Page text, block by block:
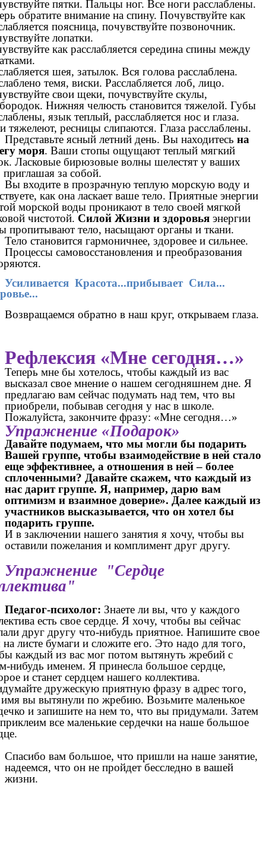
пятки. Пальцы ног. Все ноги расслаблены.
обратите внимание на спину. Почувствуйте как
поясница, почувствуйте позвоночник.
лопатки.
как расслабляется середина спины между
шея, затылок. Вся голова расслаблена.
темя, виски. Расслабляется лоб, лицо.
свои щеки, почувствуйте скулы,
Нижняя челюсть становится тяжелой. Губы
язык теплый, расслабляется нос и глаза.
тяжелеют, ресницы слипаются. Глаза расслаблены.
Представьте ясный летний день. Вы находитесь на
моря. Ваши стопы ощущают теплый мягкий
Ласковые бирюзовые волны шелестят у ваших
приглашая за собой.
Вы входите в прозрачную теплую морскую воду и
как она ласкает ваше тело. Приятные энергии
морской воды проникают в тело своей мягкой
чистотой. Силой Жизни и здоровьяэнергии
пропитывают тело, насыщают органы и ткани.
Тело становится гармоничнее, здоровее и сильнее.
Процессы самовосстановления и преобразования
Усиливается Красота...прибывает Сила...
Возвращаемся обратно в наш круг, открываем глаза.
Рефлексия «Мне сегодня…»
Теперь мне бы хотелось, чтобы каждый из вас
высказал свое мнение о нашем сегодняшнем дне. Я
предлагаю вам сейчас подумать над тем, что вы
приобрели, побывав сегодня у нас в школе.
Пожалуйста, закончите фразу: «Мне сегодня…»
Упражнение «Подарок»
Давайте подумаем, что мы могли бы подарить
Вашей группе, чтобы взаимодействие в ней стало
еще эффективнее, а отношения в ней – более
сплоченными? Давайте скажем, что каждый из
нас дарит группе. Я, например, дарю вам
оптимизм и взаимное доверие». Далее каждый из
участников высказывается, что он хотел бы
подарить группе.
И в заключении нашего занятия я хочу, чтобы вы
оставили пожелания и комплимент друг другу.
Упражнение "Сердце
Педагог-психолог: Знаете ли вы, что у каждого
есть свое сердце. Я хочу, чтобы вы сейчас
друг другу что-нибудь приятное. Напишите свое
листе бумаги и сложите его. Это надо для того,
каждый из вас мог потом вытянуть жребий с
нибудь именем. Я принесла большое сердце,
и станет сердцем нашего коллектива.
дружескую приятную фразу в адрес того,
имя вы вытянули по жребию. Возьмите маленькое
и запишите на нем то, что вы придумали. Затем
все маленькие сердечки на наше большое
Спасибо вам большое, что пришли на наше занятие,
надеемся, что он не пройдет бесследно в вашей
жизни.